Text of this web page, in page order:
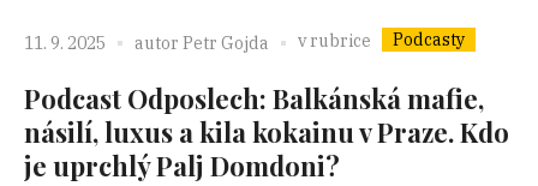
11. 9. 2025 autor Petr Gojda v rubrice Podcasty
Podcast Odposlech: Balkánská mafie,
násilí, luxus a kila kokainu v Praze. Kdo
je uprchlý Palj Domdoni?